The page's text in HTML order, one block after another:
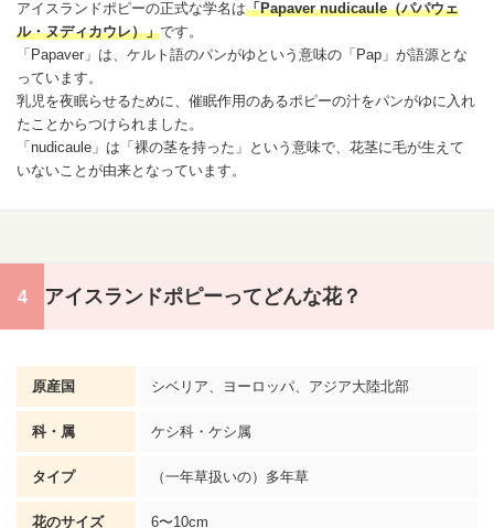
アイスランドポピーの正式な学名は「Papaver nudicaule（パパウェ
ル・ヌディカウレ）」です。
「Papaver」は、ケルト語のパンがゆという意味の「Pap」が語源とな
っています。
乳児を夜眠らせるために、催眠作用のあるポピーの汁をパンがゆに入れ
たことからつけられました。
「nudicaule」は「裸の茎を持った」という意味で、花茎に毛が生えて
いないことが由来となっています。
アイスランドポピーってどんな花？
原産国 シベリア、ヨーロッパ、アジア大陸北部
科・属 ケシ科・ケシ属
タイプ （一年草扱いの）多年草
花のサイズ 6〜10cm